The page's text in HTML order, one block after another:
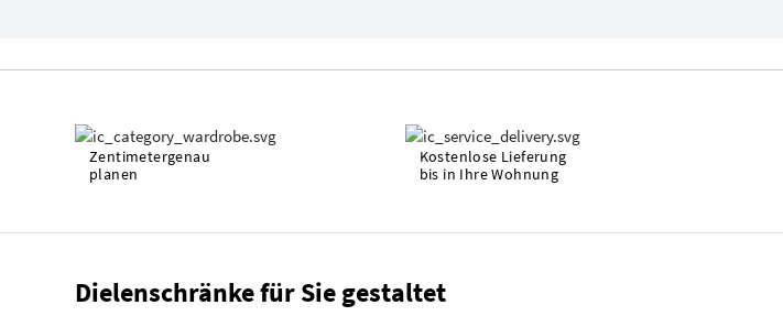
Zentimetergenau
planen
Kostenlose Lieferung
bis in Ihre Wohnung
Dielenschränke für Sie gestaltet